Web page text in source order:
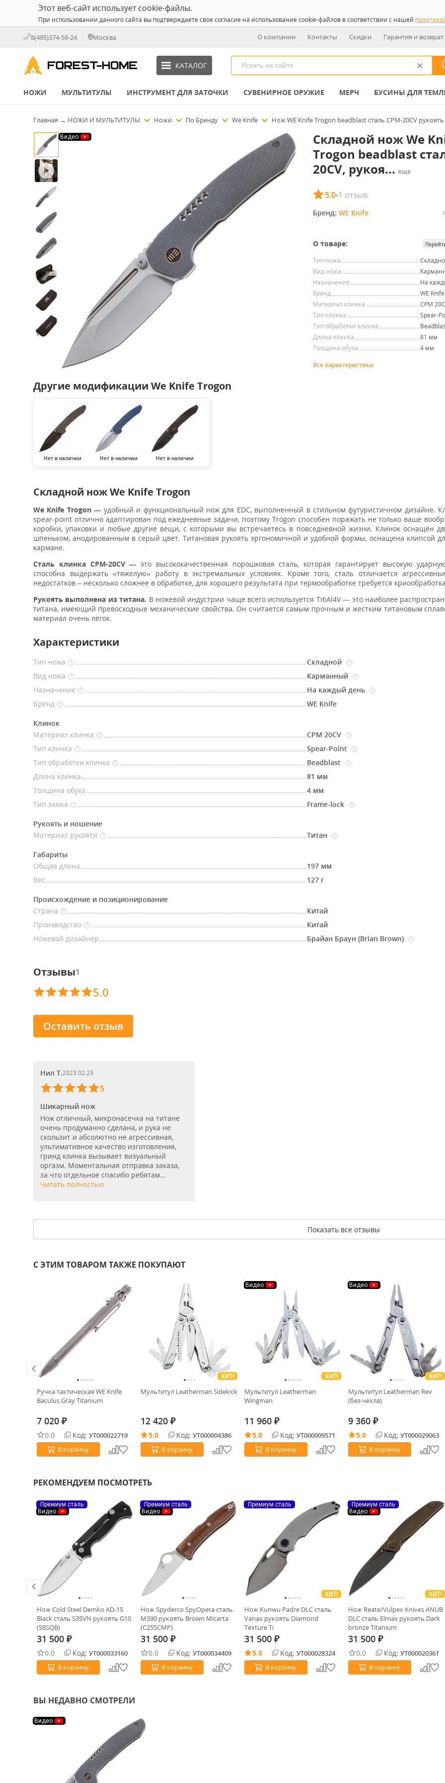
Этот веб-сайт использует cookie-файлы.
При использовании данного сайта вы подтверждаете свое согласие на использование cookie-файлов в соответствии с нашей
8(495)374-59-24 Москва О компании Контакты Скидки Гарантия и возврат
КАТАЛОГ
НОЖИ МУЛЬТИТУЛЫ ИНСТРУМЕНТ ДЛЯ ЗАТОЧКИ СУВЕНИРНОЕ ОРУЖИЕ МЕРЧ БУСИНЫ ДЛЯ
Главная → НОЖИ И МУЛЬТИТУЛЫ Ножи По Бренду We Knife Нож WE Knife Trogon beadblast сталь CPM-20CV
Видео
Другие модификации We Knife Trogon
Нет в наличии Нет в наличии Нет в наличии
Складной нож We
Trogon beadblast
20CV, рукоя... еще
5.0•1 отзыв
Бренд: WE Knife
О товаре:
Тип ножа
Вид ножа
Назначение
На
Бренд
WE Knife
Материал клинка
CPM
Тип клинка
Spear-
Тип обработки клинка
Длина клинка
81 мм
Толщина обуха
4 мм
Все характеристики
Складной нож We Knife Trogon
We Knife Trogon— удобный и функциональный нож для EDC, выполненный в стильном футуристичном дизайне.
spear-point отлично адаптирован под ежедневные задачи, поэтому Trogon способен поражать не только ваше
коробки, упаковки и любые другие вещи, с которыми вы встречаетесь в повседневной жизни. Клинок оснащён
шпеньком, анодированным в серый цвет. Титановая рукоять эргономичной и удобной формы, оснащена клипсой
кармане.
Сталь клинка CPM-20CV — это высококачественная порошковая сталь, которая гарантирует высокую
способна выдержать «тяжелую» работу в экстремальных условиях. Кроме того, сталь отличается
недостатков – несколько сложнее в обработке, для хорошего результата при термообработке требуется
Рукоять выполнена из титана. В ножевой индустрии чаще всего используется Ti6Al4V — это наиболее
титана, имеющий превосходные механические свойства. Он считается самым прочным и жестким титановым
материал очень лёгок.
Характеристики
Тип ножа ? Складной ?
Вид ножа ? Карманный ?
Назначение ? На каждый день ?
Бренд ? WE Knife
Клинок
Материал клинка
? CPM 20CV ?
Тип клинка ? Spear-Point ?
Тип обработки клинка ? Beadblast ?
Длина клинка
81 мм
Толщина обуха
4 мм
Тип замка
? Frame-lock ?
Рукоять и ношение
Материал рукояти
? Титан ?
Габариты
Общая длина
197 мм
Вес
127 г
Происхождение и позиционирование
Страна
?
Китай
Производство
?
Китай
Ножевой дизайнер
Брайан Браун (Brian Brown) ?
Отзывы1
5.0
Оставить отзыв
Нил Т.2023.02.23
5
Шикарный нож
Нож отличный, микронасечка на титане
очень продуманно сделана, и рука не
скользит и абсолютно не агрессивная,
ультимативное качество изготовления,
гринд клинка вызывает визуальный
оргазм. Моментальная отправка заказа,
за что отдельное спасибо ребятам...
Читать полностью
Показать все отзывы
С ЭТИМ ТОВАРОМ ТАКЖЕ ПОКУПАЮТ
Ручка тактическая WE Knife
Baculus Gray Titanium
7 020 ₽
0.0 Код: УТ000022719
В корзину
ХИТ!
Мультитул Leatherman Sidekick
12 420 ₽
5.0 Код: УТ000004386
В корзину
Видео
ХИТ!
Мультитул Leatherman
Wingman
11 960 ₽
5.0 Код: УТ000009571
В корзину
Видео
ХИТ!
Мультитул Leatherman Rev
(без чехла)
9 360 ₽
5.0 Код: УТ000029063
В корзину
РЕКОМЕНДУЕМ ПОСМОТРЕТЬ
Премиум сталь
Видео
Нож Cold Steel Demko AD-15
Black сталь S35VN рукоять G10
(58SQB)
31 500 ₽
0.0 Код: УТ000033160
В корзину
Премиум сталь
Видео
Нож Spyderco SpyOpera сталь
M390 рукоять Brown Micarta
(C255CMP)
31 500 ₽
0.0 Код: УТ000034409
В корзину
Премиум сталь
ХИТ!
Нож Kunwu Padre DLC сталь
Vanax рукоять Diamond
Texture Ti
31 500 ₽
5.0 Код: УТ000028324
В корзину
Премиум сталь
Видео
ХИТ!
Нож Reate/Vulpex Knives ANUB
DLC сталь Elmax рукоять Dark
bronze Titanium
31 500 ₽
0.0 Код: УТ000020361
В корзину
ВЫ НЕДАВНО СМОТРЕЛИ
Видео